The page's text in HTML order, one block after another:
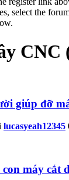
select the
CNC
giúp đỡ
lucasyeah12345
máy cắt